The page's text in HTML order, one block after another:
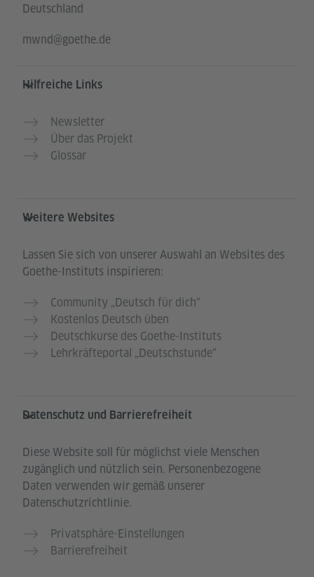
Deutschland
mwnd@goethe.de
Hilfreiche Links
Newsletter
Über das Projekt
Glossar
Weitere Websites
Lassen Sie sich von unserer Auswahl an Websites des
Goethe-Instituts inspirieren:
Community „Deutsch für dich“
Kostenlos Deutsch üben
Deutschkurse des Goethe-Instituts
Lehrkräfteportal „Deutschstunde“
Datenschutz und Barrierefreiheit
Diese Website soll für möglichst viele Menschen
zugänglich und nützlich sein. Personenbezogene
Daten verwenden wir gemäß unserer
Datenschutzrichtlinie.
Privatsphäre-Einstellungen
Barrierefreiheit